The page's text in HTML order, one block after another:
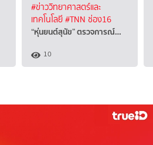
#ข่าววิทยาศาสตร์และ
เทคโนโลยี#TNN ช่อง16
“หุ่นยนต์สุนัข” ตรวจการณ์…
10